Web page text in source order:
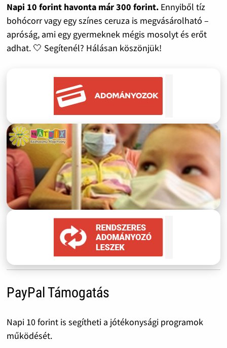
Napi 10 forint havonta már 300 forint.Ennyiből tíz
bohócorr vagy egy színes ceruza is megvásárolható –
apróság, ami egy gyermeknek mégis mosolyt és erőt
adhat. 🤍 Segítenél? Hálásan köszönjük!
PayPal Támogatás
Napi 10 forint is segítheti a jótékonysági programok
működését.